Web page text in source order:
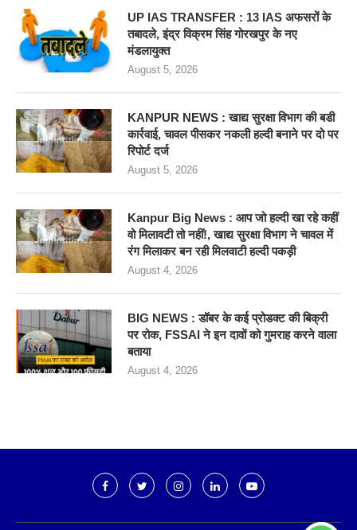
UP IAS TRANSFER : 13 IAS अफसरों के
तबादले, इंद्र विक्रम सिंह गोरखपुर के नए
मंडलायुक्त
August 5, 2026
KANPUR NEWS : खाद्य सुरक्षा विभाग की बडी
कार्रवाई, चावल पीसकर नकली हल्दी बनाने पर दो पर
रिपोर्ट दर्ज
August 5, 2026
Kanpur Big News : आप जो हल्दी खा रहे कहीं
वो मिलावटी तो नहीं!, खाद्य सुरक्षा विभाग ने चावल में
रंग मिलाकर बन रही मिलवाटी हल्दी पकड़ी
August 4, 2026
BIG NEWS : डॉबर के कई प्रोडक्ट की बिक्री
पर रोक, FSSAI ने इन दावों को गुमराह करने वाला
बताया
August 4, 2026